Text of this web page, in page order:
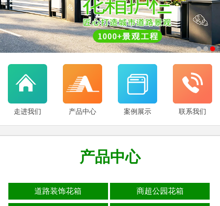
走进我们 产品中心 案例展示 联系我们
产品中心
道路装饰花箱 商超公园花箱